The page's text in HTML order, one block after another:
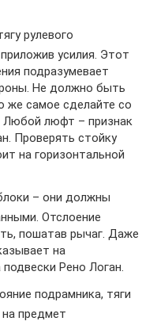
рулевого
усилия. Этот
подразумевает
Не должно быть
же самое сделайте со
Любой люфт – признак
Проверять стойку
на горизонтальной
– они должны
Отслоение
пошатав рычаг. Даже
на
Рено Логан.
подрамника, тяги
предмет